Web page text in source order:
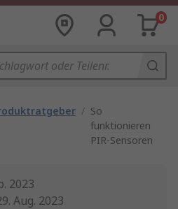
0
/ So
funktionieren
PIR-Sensoren
2023
Aug. 2023